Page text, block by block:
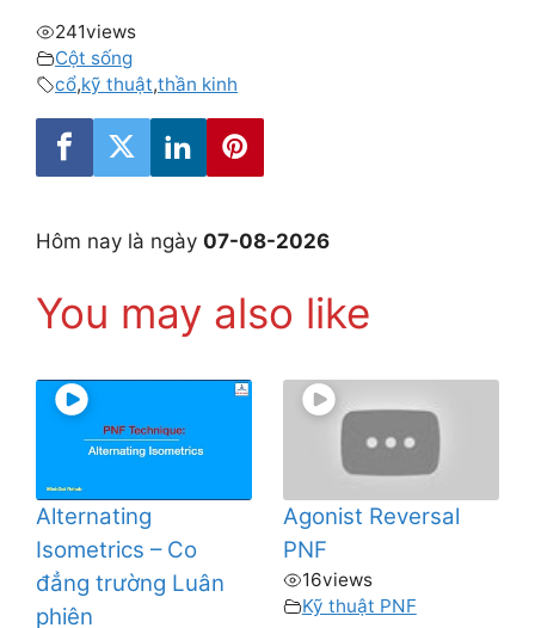
241views
Cột sống
cổ,kỹ thuật,thần kinh
Hôm nay là ngày 07-08-2026
You may also like
Alternating
Isometrics – Co
đẳng trường Luân
phiên
Agonist Reversal
PNF
16views
Kỹ thuật PNF